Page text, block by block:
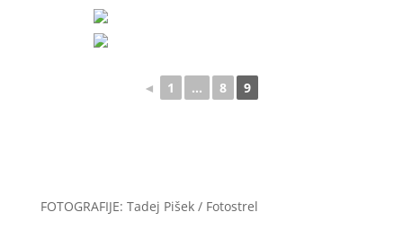
◄ 1 ... 8 9
FOTOGRAFIJE: Tadej Pišek / Fotostrel